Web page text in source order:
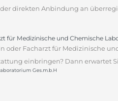
direkten Anbindung an
für Medizinische und Chemische
oder Facharzt für Medizinische
einbringen? Dann erwartet
Ges.m.b.H